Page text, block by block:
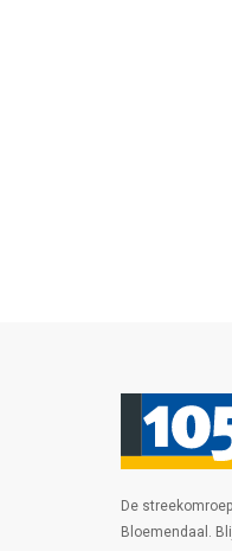
De
Bloemendaal.